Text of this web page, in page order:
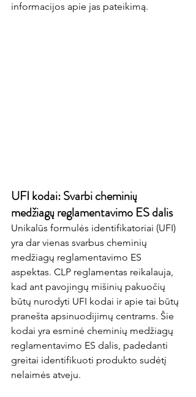
informacijos apie jas pateikimą.
UFI kodai: Svarbi cheminių
medžiagų reglamentavimo ES dalis
Unikalūs formulės identifikatoriai (UFI)
yra dar vienas svarbus cheminių
medžiagų reglamentavimo ES
aspektas. CLP reglamentas reikalauja,
kad ant pavojingų mišinių pakuočių
būtų nurodyti UFI kodai ir apie tai būtų
pranešta apsinuodijimų centrams. Šie
kodai yra esminė cheminių medžiagų
reglamentavimo ES dalis, padedanti
greitai identifikuoti produkto sudėtį
nelaimės atveju.